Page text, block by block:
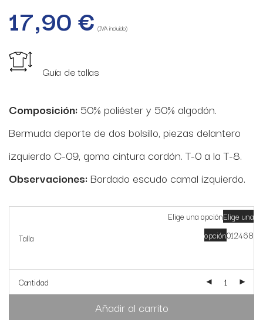
17,90€ (IVA incluido)
Guía de tallas
Composición: 50% poliéster y 50% algodón.
Bermuda deporte de dos bolsillo, piezas delantero
izquierdo C-09, goma cintura cordón. T-0 a la T-8.
Observaciones: Bordado escudo camal izquierdo.
Talla
Elige una opciónElige una
opción012468
Cantidad
Añadir al carrito